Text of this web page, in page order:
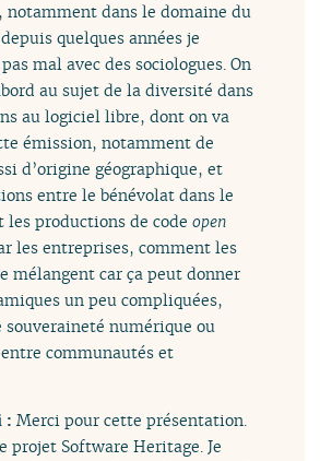
dans le domaine du
quelques années je
mal avec des sociologues. On
au sujet de la diversité dans
au logiciel libre, dont on va
émission, notamment de
d’origine géographique, et
entre le bénévolat dans le
les productions de codeopen
les entreprises, comment les
mélangent car ça peut donner
un peu compliquées,
numérique ou
communautés et
:Merci pour cette présentation.
projet Software Heritage. Je